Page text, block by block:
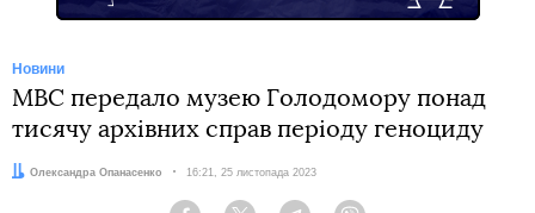
Новини
МВС передало музею Голодомору понад
тисячу архівних справ періоду геноциду
Автор:
Олександра Опанасенко Дата:
16:21, 25 листопада 2023